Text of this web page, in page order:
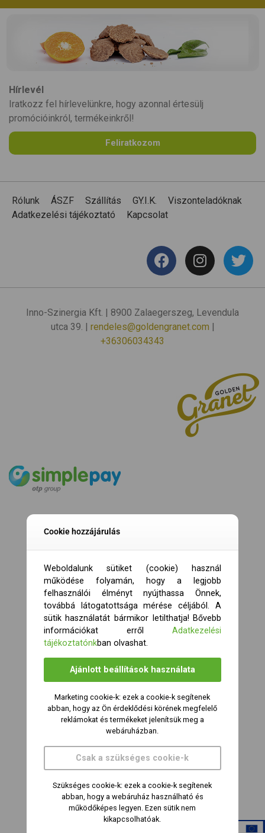
Hírlevél
Iratkozz fel hírlevelünkre, hogy azonnal értesülj
promócióinkról, termékeinkről!
Feliratkozom
Rólunk ÁSZF Szállítás GY.I.K.
Viszonteladóknak
Adatkezelési tájékoztató
Kapcsolat
Inno-Szinergia Kft. | 8900 Zalaegerszeg, Levendula
utca 39. | rendeles@goldengranet.com |
+36306034343
Cookie hozzájárulás
Weboldalunk sütiket (cookie) használ
működése folyamán, hogy a legjobb
felhasználói élményt nyújthassa Önnek,
továbbá látogatottsága mérése céljából. A
sütik használatát bármikor letilthatja! Bővebb
információkat errőlAdatkezelési
tájékoztatónkban olvashat.
Ajánlott beállítások használata
Marketing cookie-k: ezek a cookie-k segítenek
abban, hogy az Ön érdeklődési körének megfelelő
reklámokat és termékeket jelenítsük meg a
webáruházban.
Csak a szükséges cookie-k
Szükséges cookie-k: ezek a cookie-k segítenek
abban, hogy a webáruház használható és
működőképes legyen. Ezen sütik nem
kikapcsolhatóak.